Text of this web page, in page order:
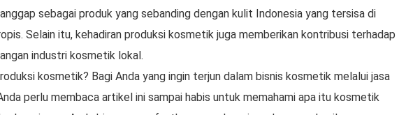
sebagai produk yang sebanding dengan kulit Indonesia yang tersisa di
Selain itu, kehadiran produksi kosmetik juga memberikan kontribusi terhadap
industri kosmetik lokal.
kosmetik? Bagi Anda yang ingin terjun dalam bisnis kosmetik melalui jasa
perlu membaca artikel ini sampai habis untuk memahami apa itu kosmetik